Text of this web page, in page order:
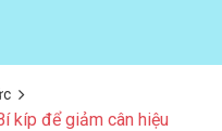
kíp để giảm cân hiệu